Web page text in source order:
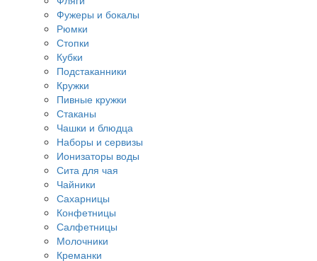
Фужеры и бокалы
Рюмки
Стопки
Кубки
Подстаканники
Кружки
Пивные кружки
Стаканы
Чашки и блюдца
Наборы и сервизы
Ионизаторы воды
Сита для чая
Чайники
Сахарницы
Конфетницы
Салфетницы
Молочники
Креманки